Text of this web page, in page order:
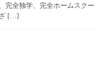
完全独学、完全ホームスク
[…]